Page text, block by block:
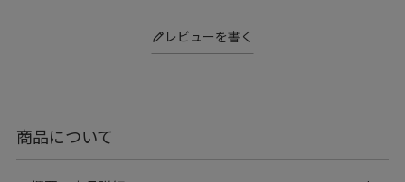
レビューを書く
商品について